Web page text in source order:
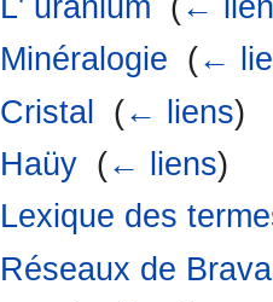
Minéralogie (←
Cristal
(← liens)
Haüy‎ (← liens)
Lexique des
Réseaux de